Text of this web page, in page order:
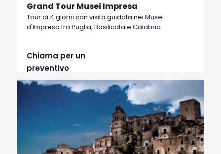
Grand Tour Musei Impresa
Tour di 4 giorni con visita guidata nei Musei
d'Impresa tra Puglia, Basilicata e Calabria.
Chiama per un
preventivo